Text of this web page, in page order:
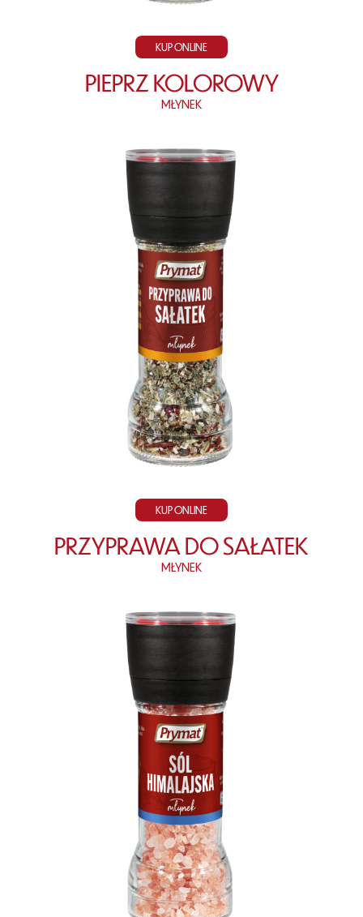
KUP ONLINE
PIEPRZ KOLOROWY
MŁYNEK
KUP ONLINE
PRZYPRAWA DO SAŁATEK
MŁYNEK